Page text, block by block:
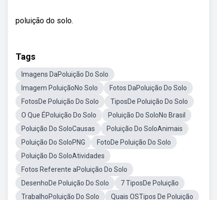
poluição do solo.
Tags
Imagens DaPoluição Do Solo
Imagem PoluiçãoNo Solo
Fotos DaPoluição Do Solo
FotosDe Poluição Do Solo
TiposDe Poluição Do Solo
O Que ÉPoluição Do Solo
Poluição Do SoloNo Brasil
Poluição Do SoloCausas
Poluição Do SoloAnimais
Poluição Do SoloPNG
FotoDe Poluição Do Solo
Poluição Do SoloAtividades
Fotos Referente aPoluição Do Solo
DesenhoDe Poluição Do Solo
7 TiposDe Poluição
TrabalhoPoluição Do Solo
Quais OSTipos De Poluição